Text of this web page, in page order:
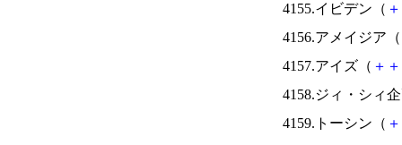
4155.イビデン（ ＋
4156.アメイジア（
4157.アイズ（ ＋ ＋
4158.ジィ・シィ
4159.トーシン（ ＋